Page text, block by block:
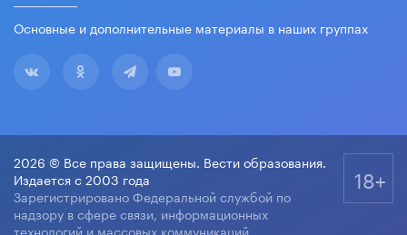
Основные и дополнительные материалы в наших группах
2026 © Все права защищены. Вести образования.
Издается с 2003 года
Зарегистрировано Федеральной службой по
надзору в сфере связи, информационных
технологий и массовых коммуникаций.
18+